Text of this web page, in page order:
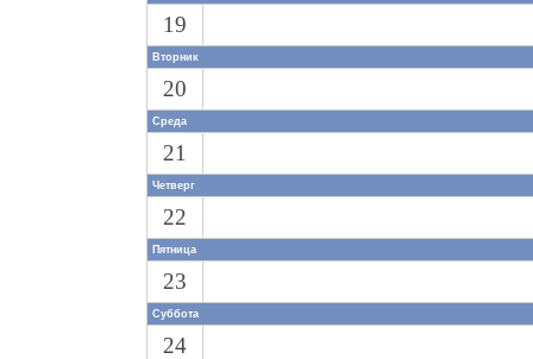
19
Вторник
20
Среда
21
Четверг
22
Пятница
23
Суббота
24